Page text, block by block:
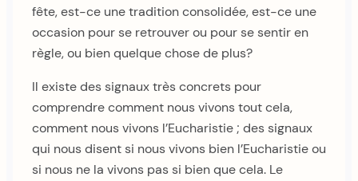
fête, est-ce une tradition consolidée, est-ce une
occasion pour se retrouver ou pour se sentir en
règle, ou bien quelque chose de plus?
Il existe des signaux très concrets pour
comprendre comment nous vivons tout cela,
comment nous vivons l’Eucharistie ; des signaux
qui nous disent si nous vivons bien l’Eucharistie ou
si nous ne la vivons pas si bien que cela. Le